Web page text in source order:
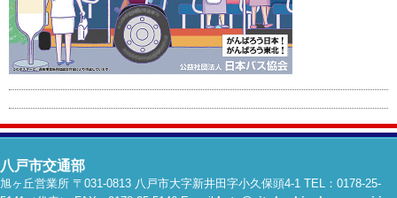
八戸市交通部
旭ヶ丘営業所 〒031-0813 八戸市大字新井田字小久保頭4-1 TEL：0178-25-